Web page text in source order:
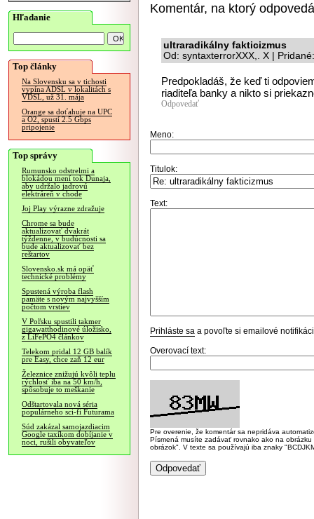
Hľadanie
Top články
Na Slovensku sa v tichosti
vypína ADSL v lokalitách s
VDSL, už 31. mája
Orange sa doťahuje na UPC
a O2, spustí 2.5 Gbps
pripojenie
Top správy
Rumunsko odstrelmi a
blokádou mení tok Dunaja,
aby udržalo jadrovú
elektráreň v chode
Joj Play výrazne zdražuje
Chrome sa bude
aktualizovať dvakrát
týždenne, v budúcnosti sa
bude aktualizovať bez
reštartov
Slovensko.sk má opäť
technické problémy
Spustená výroba flash
pamäte s novým najvyšším
počtom vrstiev
V Poľsku spustili takmer
gigawatthodinové úložisko,
z LiFePO4 článkov
Telekom pridal 12 GB balík
pre Easy, chce zaň 12 eur
Železnice znižujú kvôli teplu
rýchlosť iba na 50 km/h,
spôsobuje to meškanie
Odštartovala nová séria
populárneho sci-fi Futurama
Súd zakázal samojazdiacim
Google taxíkom dobíjanie v
noci, rušili obyvateľov
Komentár, na ktorý
ultraradikálny fakticizmus
Od: syntaxterrorXXX,. X |
Predpokladáš, že keď ti
riaditeľa banky a nikto si
Odpovedať
Meno:
Titulok:
Text:
Prihláste sa a povoľte si emailové
Overovací text:
Pre overenie, že komentár sa nepridáva
Písmená musíte zadávať rovnako ako na
obrázok". V texte sa používajú iba znaky